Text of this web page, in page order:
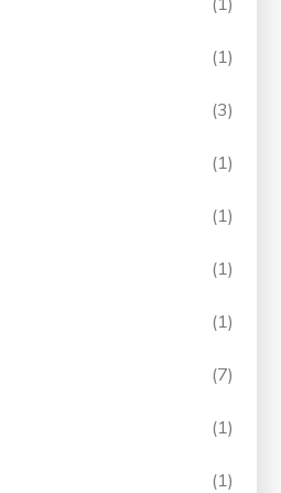
(1)
(3)
(1)
(1)
(1)
(1)
(7)
(1)
(1)